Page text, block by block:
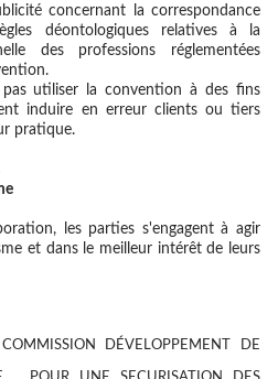
concernant la correspondance
déontologiques relatives à la
des professions réglementées
pas utiliser la convention à des fins
induire en erreur clients ou tiers
pratique.
les parties s'engagent à agir
et dans le meilleur intérêt de leurs
DÉVELOPPEMENT DE